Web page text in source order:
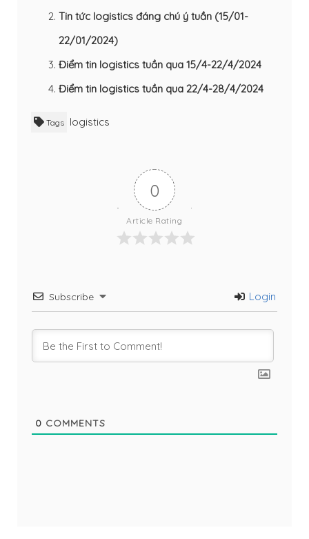
Tin tức logistics đáng chú ý tuần (15/01-
22/01/2024)
Điểm tin logistics tuần qua 15/4-22/4/2024
Điểm tin logistics tuần qua 22/4-28/4/2024
Tags logistics
0
Article Rating
Subscribe Login
0 COMMENTS